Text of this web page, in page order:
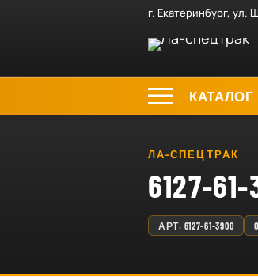
г. Екатеринбург, ул.
КАТАЛОГ
ЛА-СПЕЦТРАК
6127-
АРТ. 6127-61-3900